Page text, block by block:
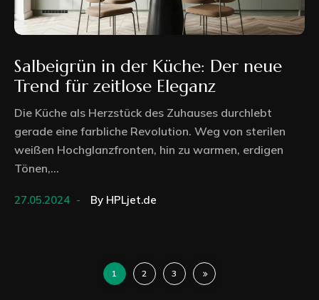
Salbeigrün in der Küche: Der neue
Trend für zeitlose Eleganz
Die Küche als Herzstück des Zuhauses durchlebt
gerade eine farbliche Revolution. Weg von sterilen
weißen Hochglanzfronten, hin zu warmen, erdigen
Tönen,...
27.05.2024 By HPLjet.de
1 2 3